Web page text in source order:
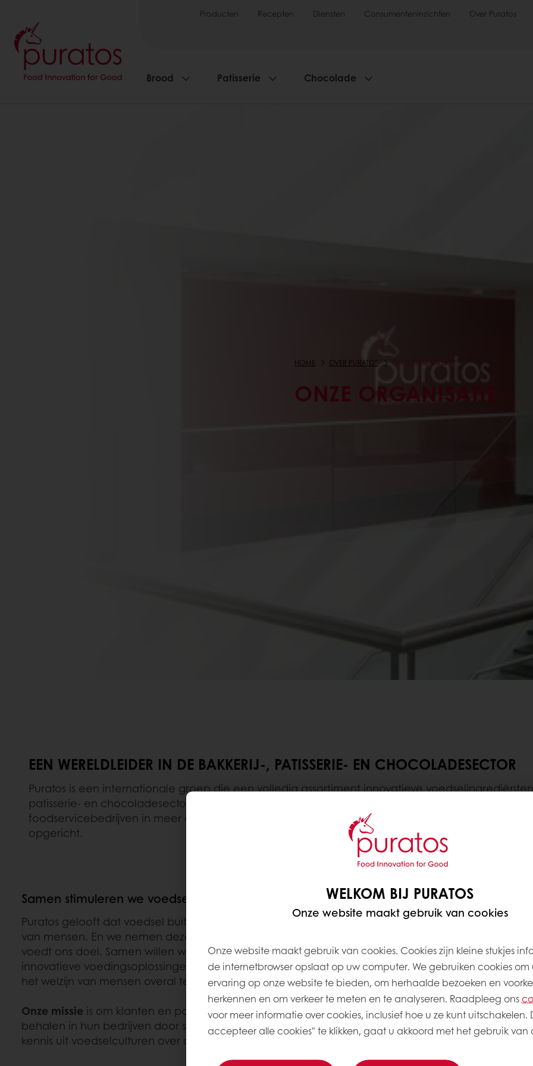
Producten Recepten Diensten Consumenteninzichten Over Puratos
Brood Patisserie Chocolade
HOME OVER PURATOS ONZE ORGANISATIE
ONZE ORGANISATIE
EEN WERELDLEIDER IN DE BAKKERIJ-, PATISSERIE- EN CHOCOLADESECTOR
Puratos is een internationale groep die een volledig assortiment innovatieve
patisserie- en chocoladesector. Het platform ondersteunt ambachtslieden, industriële
foodservicebedrijven in meer dan 100 landen over de hele wereld. Ons hoofdkantoor is
opgericht.
Samen stimuleren we voedselinnovatie voorgoed
Puratos gelooft dat voedsel buitengewone kracht heeft in het leven
van mensen. En we nemen deze verantwoordelijkheid niet licht op. Het
voedt ons doel. Samen willen we de planeet vooruit helpen door
innovatieve voedingsoplossingen te creëren voor de gezondheid en
het welzijn van mensen overal ter wereld.
Onze missie is om klanten en partners te helpen nog meer succes te
behalen in hun bedrijven door samen te werken en onze expertise en
kennis uit voedselculturen over de hele wereld te delen.
WELKOM BIJ PURATOS
Onze website maakt gebruik van cookies
Onze website maakt gebruik van cookies. Cookies zijn kleine stukjes
de internetbrowser opslaat op uw computer. We gebruiken cookies om
ervaring op onze website te bieden, om herhaalde bezoeken en
herkennen en om verkeer te meten en te analyseren. Raadpleeg ons
voor meer informatie over cookies, inclusief hoe u ze kunt uitschakelen.
accepteer alle cookies" te klikken, gaat u akkoord met het gebruik van